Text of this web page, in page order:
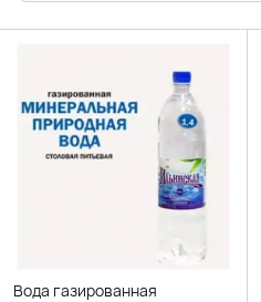
Вода газированная